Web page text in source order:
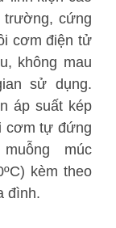
trường, cứng
cơm điện tử
không mau
sử dụng.
áp suất kép
cơm tự đứng
múc
kèm theo
đình.